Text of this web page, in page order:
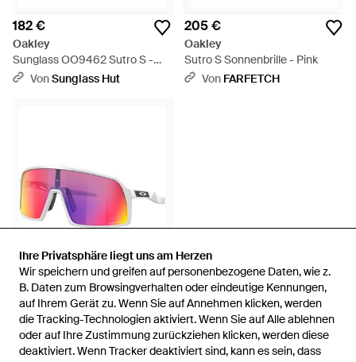
Ihre Privatsphäre liegt uns am Herzen
Wir speichern und greifen auf personenbezogene Daten, wie z.
B. Daten zum Browsingverhalten oder eindeutige Kennungen,
auf Ihrem Gerät zu. Wenn Sie auf Annehmen klicken, werden
die Tracking-Technologien aktiviert. Wenn Sie auf Alle ablehnen
oder auf Ihre Zustimmung zurückziehen klicken, werden diese
deaktiviert. Wenn Tracker deaktiviert sind, kann es sein, dass
Ihre Privatsphäre liegt uns am Herzen
Wir speichern und greifen auf personenbezogene Daten, wie z.
B. Daten zum Browsingverhalten oder eindeutige Kennungen,
auf Ihrem Gerät zu. Wenn Sie auf Annehmen klicken, werden
die Tracking-Technologien aktiviert. Wenn Sie auf Alle ablehnen
oder auf Ihre Zustimmung zurückziehen klicken, werden diese
deaktiviert. Wenn Tracker deaktiviert sind, kann es sein, dass
182 €
Oakley
Sunglass OO9462 Sutro S -
Schwarz
VonSunglass Hut
205 €
Oakley
Sutro S Sonnenbrille - Pink
Von FARFETCH
182 €
Oakley
OO9462 Sutro S - Schwarz